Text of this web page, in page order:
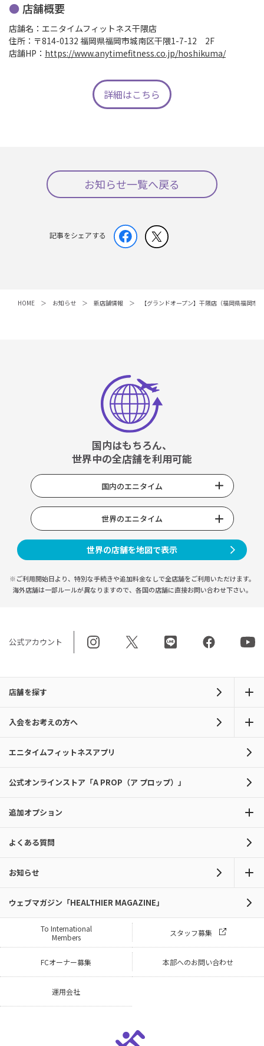
店舗概要
店舗名：エニタイムフィットネス干隈店
住所：〒814-0132 福岡県福岡市城南区干隈1-7-12 2F
店舗HP： https://www.anytimefitness.co.jp/hoshikuma/
詳細はこちら
お知らせ一覧へ戻る
記事をシェアする
HOME お知らせ 新店舗情報 【グランドオープン】干隈店（福岡県福岡市）
国内はもちろん、
世界中の全店舗を利用可能
国内のエニタイム
世界のエニタイム
世界の店舗を地図で表示
※ご利用開始日より、特別な手続きや追加料金なしで全店舗をご利用いただけます。
海外店舗は一部ルールが異なりますので、 各国の店舗に直接お問い合わせ下さい。
公式アカウント
店舗を探す
入会をお考えの方へ
エニタイムフィットネスアプリ
公式オンラインストア「A PROP（ア プロップ）」
追加オプション
よくある質問
お知らせ
ウェブマガジン「HEALTHIER MAGAZINE」
To International
Members
スタッフ募集
FCオーナー募集 本部へのお問い合わせ
運用会社